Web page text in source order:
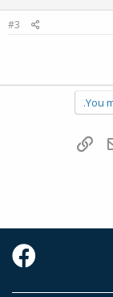
#3
You
דואר אלקטרוני